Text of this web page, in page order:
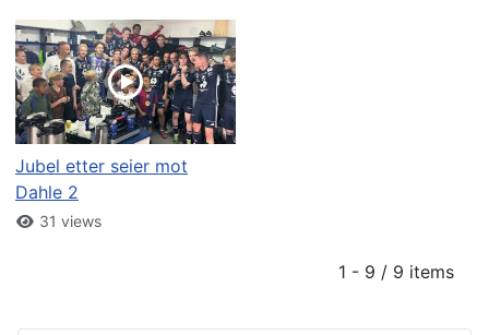
Jubel etter seier mot
Dahle 2
31 views
1 - 9 / 9 items